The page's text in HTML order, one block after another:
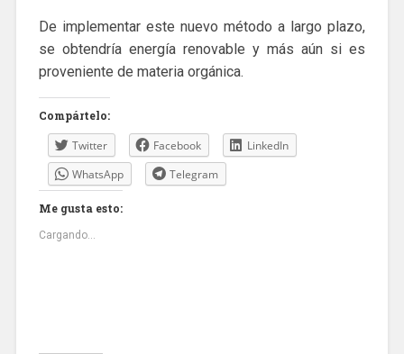
De implementar este nuevo método a largo plazo,
se obtendría energía renovable y más aún si es
proveniente de materia orgánica.
Compártelo:
Twitter Facebook
LinkedIn
WhatsApp
Telegram
Me gusta esto:
Cargando...